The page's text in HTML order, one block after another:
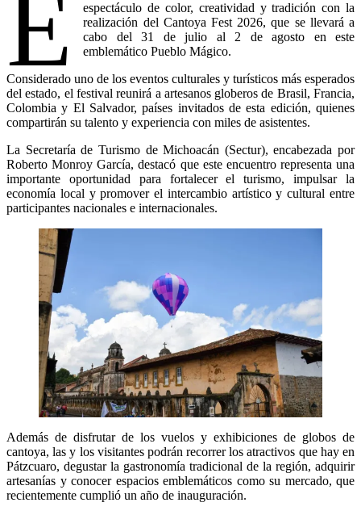
E
espectáculo de color, creatividad y tradición con la
realización del Cantoya Fest 2026, que se llevará a
cabo del 31 de julio al 2 de agosto en este
emblemático Pueblo Mágico.
Considerado uno de los eventos culturales y turísticos más esperados
del estado, el festival reunirá a artesanos globeros de Brasil, Francia,
Colombia y El Salvador, países invitados de esta edición, quienes
compartirán su talento y experiencia con miles de asistentes.
La Secretaría de Turismo de Michoacán (Sectur), encabezada por
Roberto Monroy García, destacó que este encuentro representa una
importante oportunidad para fortalecer el turismo, impulsar la
economía local y promover el intercambio artístico y cultural entre
participantes nacionales e internacionales.
Además de disfrutar de los vuelos y exhibiciones de globos de
cantoya, las y los visitantes podrán recorrer los atractivos que hay en
Pátzcuaro, degustar la gastronomía tradicional de la región, adquirir
artesanías y conocer espacios emblemáticos como su mercado, que
recientemente cumplió un año de inauguración.